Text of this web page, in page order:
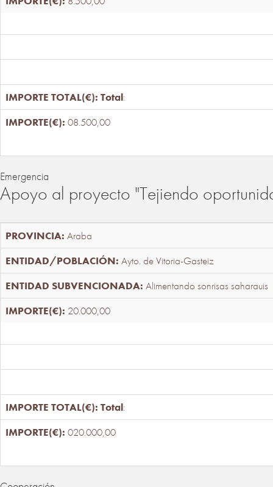
Total:
08.500,00
Emergencia
Apoyo al proyecto "Tejiendo
Araba
Ayto. de Vitoria-Gasteiz
Alimentando sonrisas saharauis
20.000,00
Total:
020.000,00